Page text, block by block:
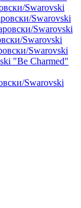
Swarovski
Swarovski
Swarovski
Swarovski
Swarovski
"Be Charmed"
Swarovski